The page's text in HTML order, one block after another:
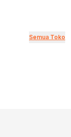
Semua Toko